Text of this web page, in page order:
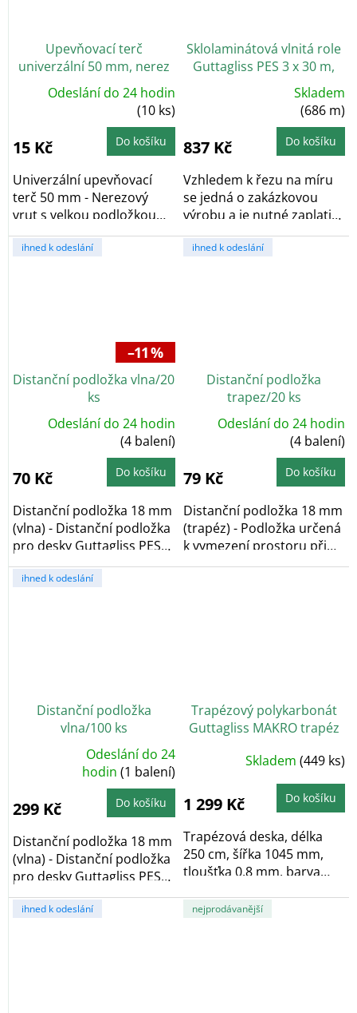
Upevňovací terč
univerzální 50 mm, nerez
Odeslání do 24 hodin
(10 ks)
15 Kč Do košíku
Univerzální upevňovací
terč 50 mm - Nerezový
vrut s velkou podložkou
primárně určený k...
Sklolaminátová vlnitá role
Guttagliss PES 3 x 30 m,
přírodní - řez na míru,
+ Prodloužená
5,0
z
5
Skladem
(686 m)
837 Kč Do košíku
Vzhledem k řezu na míru
se jedná o zakázkovou
výrobu a je nutné zaplatit
objednávku...
ihned k odeslání
–11 %
Distanční podložka vlna/20
ks
Odeslání do 24 hodin
(4 balení)
70 Kč Do košíku
Distanční podložka 18 mm
(vlna) - Distanční podložka
pro desky Guttagliss PES
a...
ihned k odeslání
Distanční podložka
trapez/20 ks
Odeslání do 24 hodin
(4 balení)
79 Kč Do košíku
Distanční podložka 18 mm
(trapéz) - Podložka určená
k vymezení prostoru při
bezpečném...
ihned k odeslání
Distanční podložka
vlna/100 ks
Průměrné
hodnocení
4,7
z
5
Odeslání do 24
hodin (1 balení)
299 Kč Do košíku
Distanční podložka 18 mm
(vlna) - Distanční podložka
pro desky Guttagliss PES
a...
Trapézový polykarbonát
Guttagliss MAKRO trapéz
čirá
Skladem (449 ks)
1 299 Kč Do košíku
Trapézová deska, délka
250 cm, šířka 1045 mm,
tloušťka 0,8 mm, barva
ihned k odeslání nejprodávanější